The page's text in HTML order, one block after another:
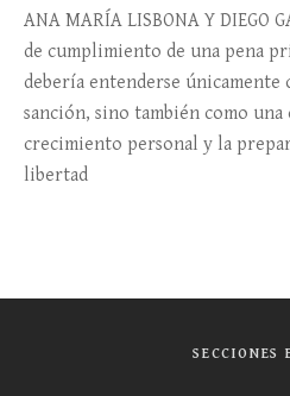
ANA MARÍA LISBONA Y DIEGO
de cumplimiento de una pena
debería entenderse únicamente
sanción, sino también como
crecimiento personal y la
libertad
SECCIONES